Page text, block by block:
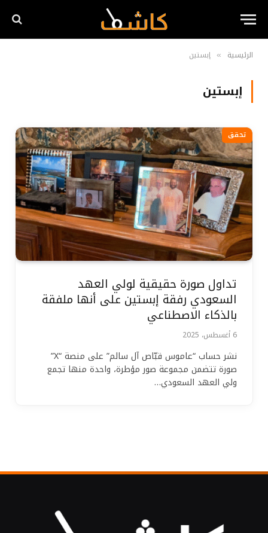
الرئيسية » إبستين
إبستين
تحقق
تداول صورة حقيقية لولي العهد
السعودي رفقة إبستين على أنها ملفقة
بالذكاء الاصطناعي
6 أغسطس، 2025
نشر حساب “عاموس قبّاص آل سالم” على منصة “X”
صورة تتضمن مجموعة صور مؤطرة، واحدة منها تجمع
ولي العهد السعودي…